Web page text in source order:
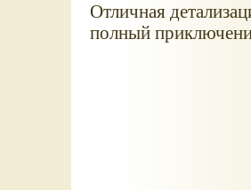
Отличная
полный